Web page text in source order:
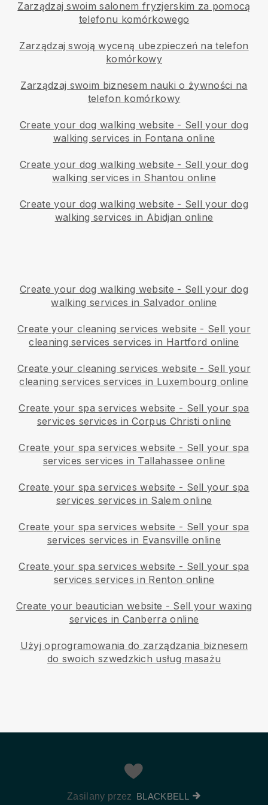
Zarządzaj swoim salonem fryzjerskim za pomocą
telefonu komórkowego
Zarządzaj swoją wyceną ubezpieczeń na telefon
komórkowy
Zarządzaj swoim biznesem nauki o żywności na
telefon komórkowy
Create your dog walking website - Sell your dog
walking services in Fontana online
Create your dog walking website - Sell your dog
walking services in Shantou online
Create your dog walking website - Sell your dog
walking services in Abidjan online
Create your dog walking website - Sell your dog
walking services in Salvador online
Create your cleaning services website - Sell your
cleaning services services in Hartford online
Create your cleaning services website - Sell your
cleaning services services in Luxembourg online
Create your spa services website - Sell your spa
services services in Corpus Christi online
Create your spa services website - Sell your spa
services services in Tallahassee online
Create your spa services website - Sell your spa
services services in Salem online
Create your spa services website - Sell your spa
services services in Evansville online
Create your spa services website - Sell your spa
services services in Renton online
Create your beautician website - Sell your waxing
services in Canberra online
Użyj oprogramowania do zarządzania biznesem
do swoich szwedzkich usług masażu
Zasilany przez BLACKBELL